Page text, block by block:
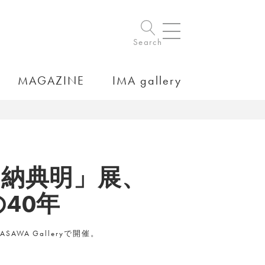
Search
MAGAZINE IMA gallery
典明」展、
40年
Galleryで開催。